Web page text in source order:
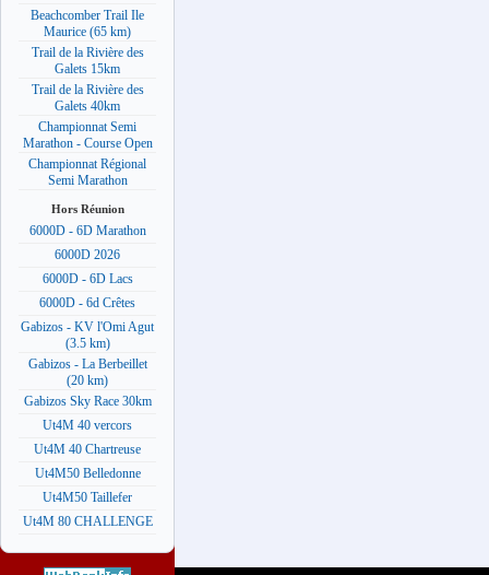
Beachcomber Trail Ile
Maurice (65 km)
Trail de la Rivière des
Galets 15km
Trail de la Rivière des
Galets 40km
Championnat Semi
Marathon - Course Open
Championnat Régional
Semi Marathon
Hors Réunion
6000D - 6D Marathon
6000D 2026
6000D - 6D Lacs
6000D - 6d Crêtes
Gabizos - KV l'Omi Agut
(3.5 km)
Gabizos - La Berbeillet
(20 km)
Gabizos Sky Race 30km
Ut4M 40 vercors
Ut4M 40 Chartreuse
Ut4M50 Belledonne
Ut4M50 Taillefer
Ut4M 80 CHALLENGE